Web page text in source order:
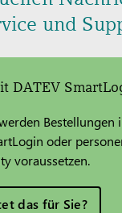
und
DATEV
Bestellungen
oder
voraussetzen.
das für Sie?